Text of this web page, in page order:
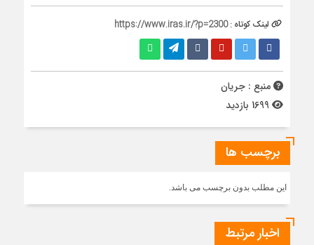
لینک کوتاه :https://www.iras.ir/?p=2300
منبع : جریان
برچسب ها
این مطلب بدون برچسب می باشد.
اخبار مرتبط